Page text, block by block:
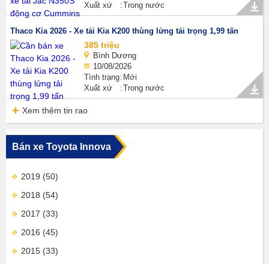
Xuất xứ
Trong nước
Thaco Kia 2026 - Xe tải Kia K200 thùng lửng tải trọng 1,99 tấn
385 triệu
Bình Dương
10/08/2026
Tình trạng Mới
Xuất xứ
Trong nước
Xem thêm tin rao
Bán xe Toyota Innova
2019 (50)
2018 (54)
2017 (33)
2016 (45)
2015 (33)